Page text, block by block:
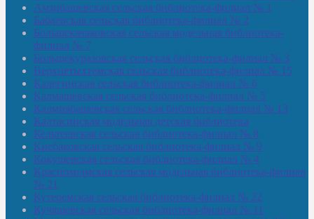
Амзибашевская сельская библиотека-филиал № 1
Бабаевская сельская библиотека-филиал № 2
Большекачаковская сельская модельная библиотека-
филиал № 7
Большекуразовская сельская библиотека-филиал № 3
Верхнетыхтемская сельская библиотека-филиал № 15
Калегинская сельская библиотека-филиал № 6
Калмашевская сельская библиотека-филиал № 5
Калмиябашевская сельская библиотека-филиал № 13
Калтасинская модельная детская библиотека
Кельтеевская сельская библиотека-филиал № 8
Киебаковская сельская библиотека-филиал № 9
Кокушевская сельская библиотека-филиал № 4
Краснохолмская сельская модельная библиотека-филиал
№ 21
Кутеремская сельская библиотека-филиал № 22
Кучашевская сельская библиотека-филиал № 11